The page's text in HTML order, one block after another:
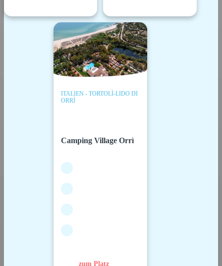
ITALIEN - TORTOLÌ-LIDO DI
ORRÌ
Camping Village Orrì
zum Platz